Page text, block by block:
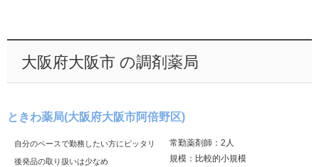
大阪府大阪市 の調剤薬局
ときわ薬局(大阪府大阪市阿倍野区)
自分のペースで勤務したい方にピッタリ
後発品の取り扱いは少なめ
常勤薬剤師：2人
規模：比較的小規模